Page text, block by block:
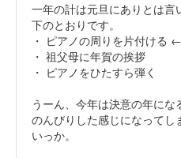
一年の計は元旦にありとは
下のとおりです。
・ ピアノの周りを片付ける
・ 祖父母に年賀の挨拶
・ ピアノをひたすら弾く
うーん、今年は決意の年に
のんびりした感じになって
いっか。